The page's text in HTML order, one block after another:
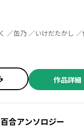
作品詳細
合アンソロジー